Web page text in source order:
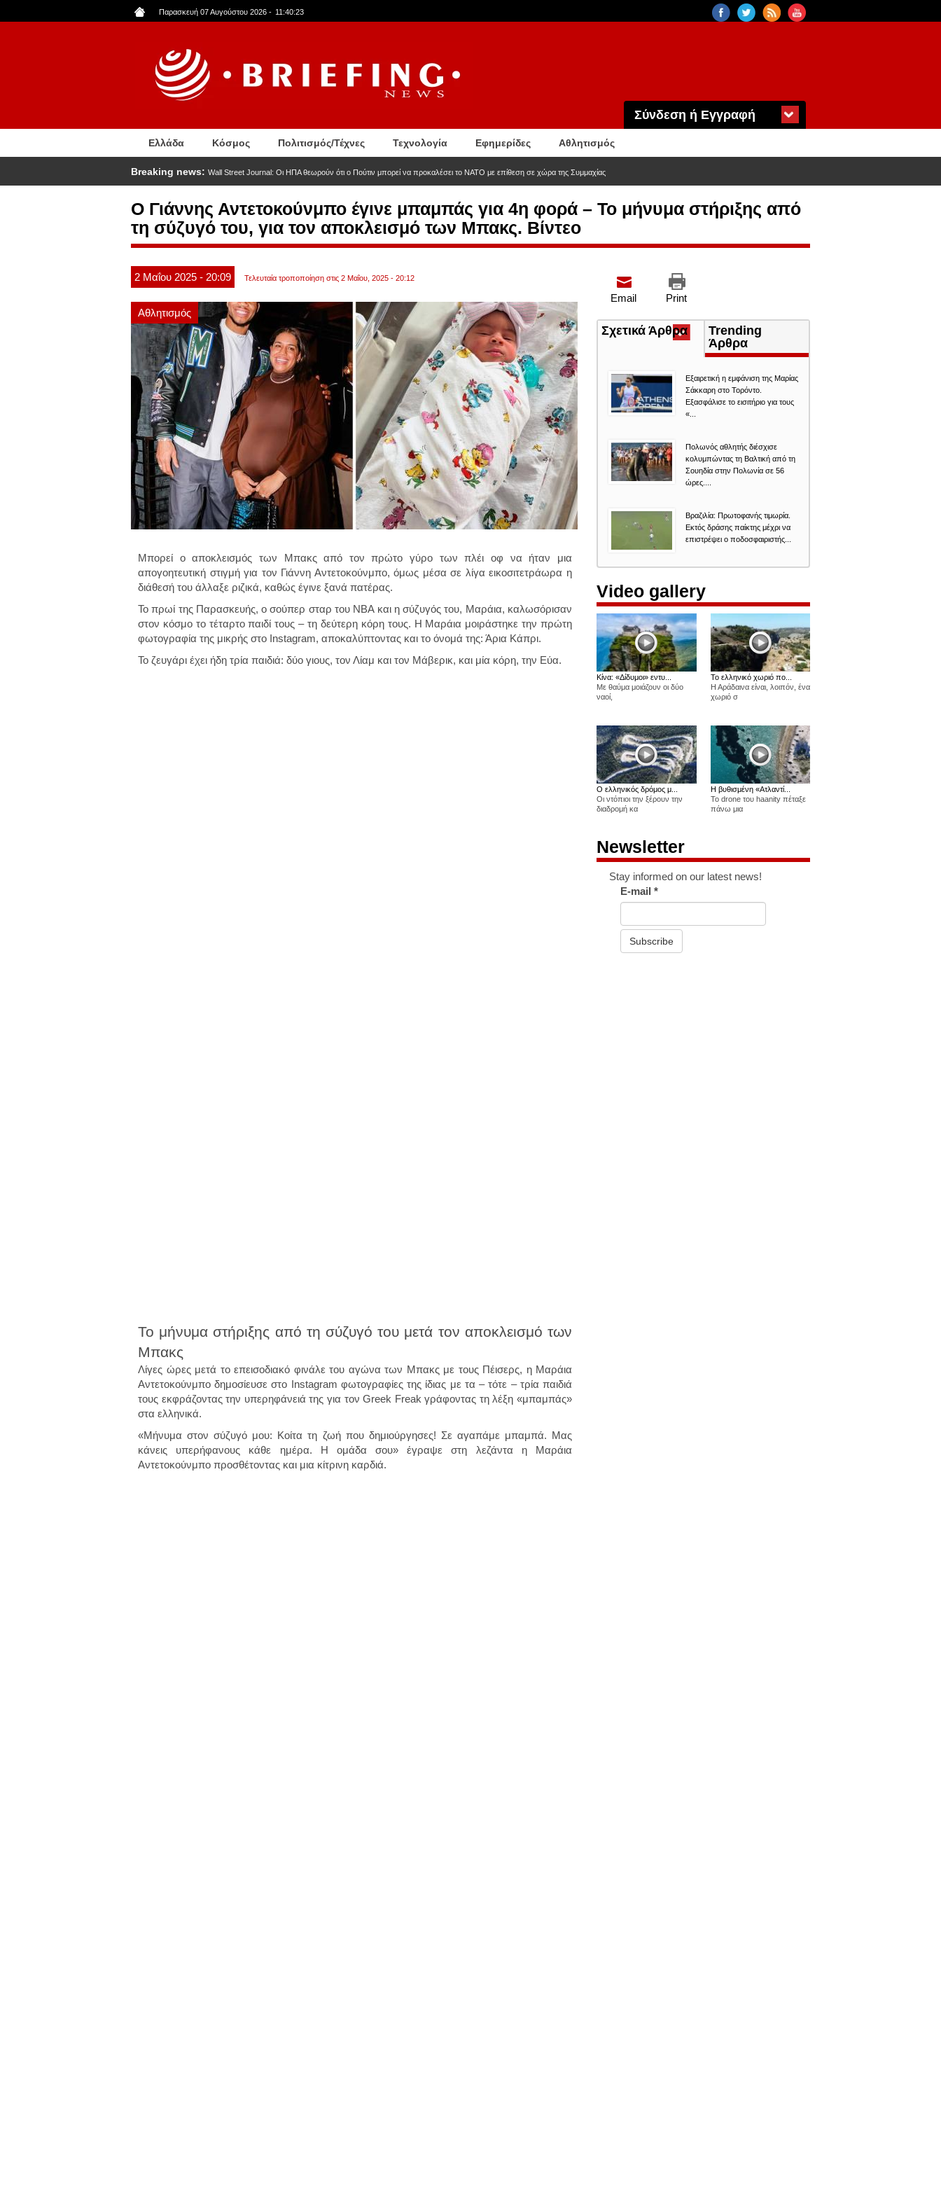
προς
Παρασκευή 07 Αυγούστου 2026 - 11:40:24
Σύνδεση ή Εγγραφή
Ελλάδα Κόσμος Πολιτισμός/Τέχνες Τεχνολογία Εφημερίδες Αθλητισμός
Breaking news: Wall Street Journal: Οι ΗΠΑ θεωρούν ότι ο Πούτιν μπορεί να προκαλέσει το ΝΑΤΟ με επίθεση σε χώρα της Συμμαχίας
Ο Γιάννης Αντετοκούνμπο έγινε μπαμπάς για 4η φορά – Το μήνυμα στήριξης από
τη σύζυγό του, για τον αποκλεισμό των Μπακς. Βίντεο
2 Μαΐου 2025 - 20:09 Τελευταία τροποποίηση στις 2 Μαΐου, 2025 - 20:12
Αθλητισμός
Μπορεί ο αποκλεισμός των Μπακς από τον πρώτο γύρο των πλέι οφ να ήταν μια
απογοητευτική στιγμή για τον Γιάννη Αντετοκούνμπο, όμως μέσα σε λίγα εικοσιτετράωρα η
διάθεσή του άλλαξε ριζικά, καθώς έγινε ξανά πατέρας.
Το πρωί της Παρασκευής, ο σούπερ σταρ του NBA και η σύζυγός του, Μαράια, καλωσόρισαν
στον κόσμο το τέταρτο παιδί τους – τη δεύτερη κόρη τους. Η Μαράια μοιράστηκε την πρώτη
φωτογραφία της μικρής στο Instagram, αποκαλύπτοντας και το όνομά της: Άρια Κάπρι.
Το ζευγάρι έχει ήδη τρία παιδιά: δύο γιους, τον Λίαμ και τον Μάβερικ, και μία κόρη, την Εύα.
Το μήνυμα στήριξης από τη σύζυγό του μετά τον αποκλεισμό των
Μπακς
Λίγες ώρες μετά το επεισοδιακό φινάλε του αγώνα των Μπακς με τους Πέισερς, η Μαράια
Αντετοκούνμπο δημοσίευσε στο Instagram φωτογραφίες της ίδιας με τα – τότε – τρία παιδιά
τους εκφράζοντας την υπερηφάνειά της για τον Greek Freak γράφοντας τη λέξη «μπαμπάς»
στα ελληνικά.
«Μήνυμα στον σύζυγό μου: Κοίτα τη ζωή που δημιούργησες! Σε αγαπάμε μπαμπά. Μας
κάνεις υπερήφανους κάθε ημέρα. Η ομάδα σου» έγραψε στη λεζάντα η Μαράια
Αντετοκούνμπο προσθέτοντας και μια κίτρινη καρδιά.
Print
Email
Σχετικά Άρθρα (ενεργή
καρτέλα)
Trending
Άρθρα
Εξαιρετική η εμφάνιση της Μαρίας
Σάκκαρη στο Τορόντο.
Εξασφάλισε το εισιτήριο για τους
«...
Πολωνός αθλητής διέσχισε
κολυμπώντας τη Βαλτική από τη
Σουηδία στην Πολωνία σε 56
ώρες....
Βραζιλία: Πρωτοφανής τιμωρία.
Εκτός δράσης παίκτης μέχρι να
επιστρέψει ο ποδοσφαιριστής...
Video gallery
Κίνα: «Δίδυμοι» εντυ...
Με θαύμα μοιάζουν οι δύο
ναοί,
Το ελληνικό χωριό πο...
Η Αράδαινα είναι, λοιπόν, ένα
χωριό σ
Ο ελληνικός δρόμος μ...
Οι ντόπιοι την ξέρουν την
διαδρομή κα
Η βυθισμένη «Ατλαντί...
Το drone του haanity πέταξε
πάνω μια
Newsletter
Stay informed on our latest news!
E-mail*
Subscribe